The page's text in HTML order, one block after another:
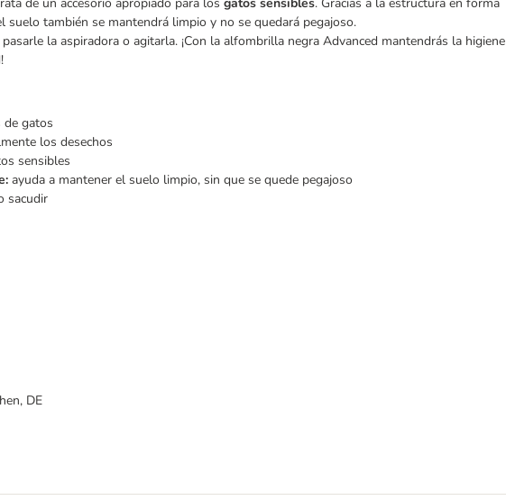
suelo también se mantendrá limpio y no se quedará pegajoso.
la aspiradora o agitarla. ¡Con la alfombrilla negra Advanced mantendrás la higiene
de gatos
los desechos
sensibles
ayuda a mantener el suelo limpio, sin que se quede pegajoso
sacudir
DE